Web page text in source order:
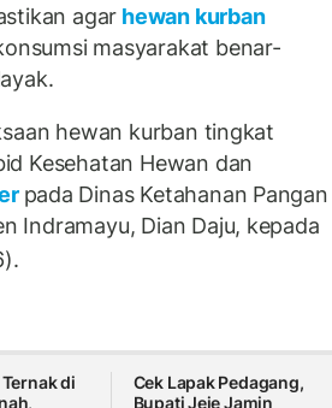
agar hewan kurban
masyarakat benar-
hewan kurban tingkat
Kesehatan Hewan dan
pada Dinas Ketahanan Pangan
Indramayu, Dian Daju, kepada
di
Cek Lapak Pedagang,
Bupati Jeje Jamin